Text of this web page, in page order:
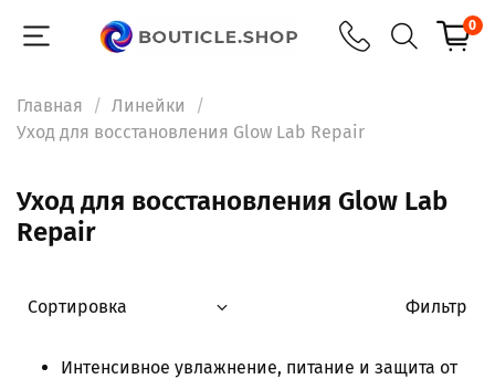
0
Главная
Линейки
Уход для восстановления Glow Lab Repair
Уход для восстановления Glow Lab
Repair
Интенсивное увлажнение, питание и защита от
Фильтр